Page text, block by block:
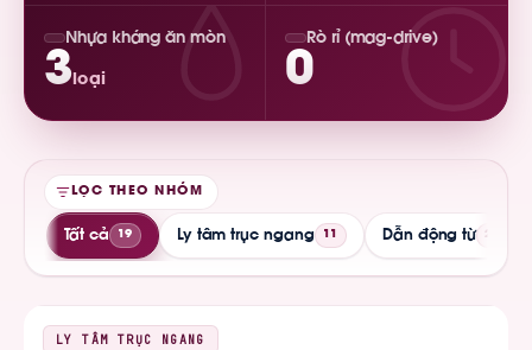
Nhựa kháng ăn mòn
3loại
Rò rỉ (mag-drive)
0
LỌC THEO NHÓM
Tất cả 19 Ly tâm trục ngang 11 Dẫn động từ 2
LY TÂM TRỤC NGANG
Xem